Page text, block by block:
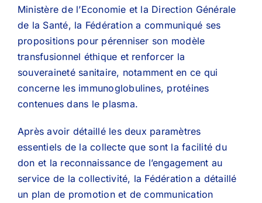
Ministère de l’Economie et la Direction Générale
de la Santé, la Fédération a communiqué ses
propositions pour pérenniser son modèle
transfusionnel éthique et renforcer la
souveraineté sanitaire, notamment en ce qui
concerne les immunoglobulines, protéines
contenues dans le plasma.
Après avoir détaillé les deux paramètres
essentiels de la collecte que sont la facilité du
don et la reconnaissance de l’engagement au
service de la collectivité, la Fédération a détaillé
un plan de promotion et de communication